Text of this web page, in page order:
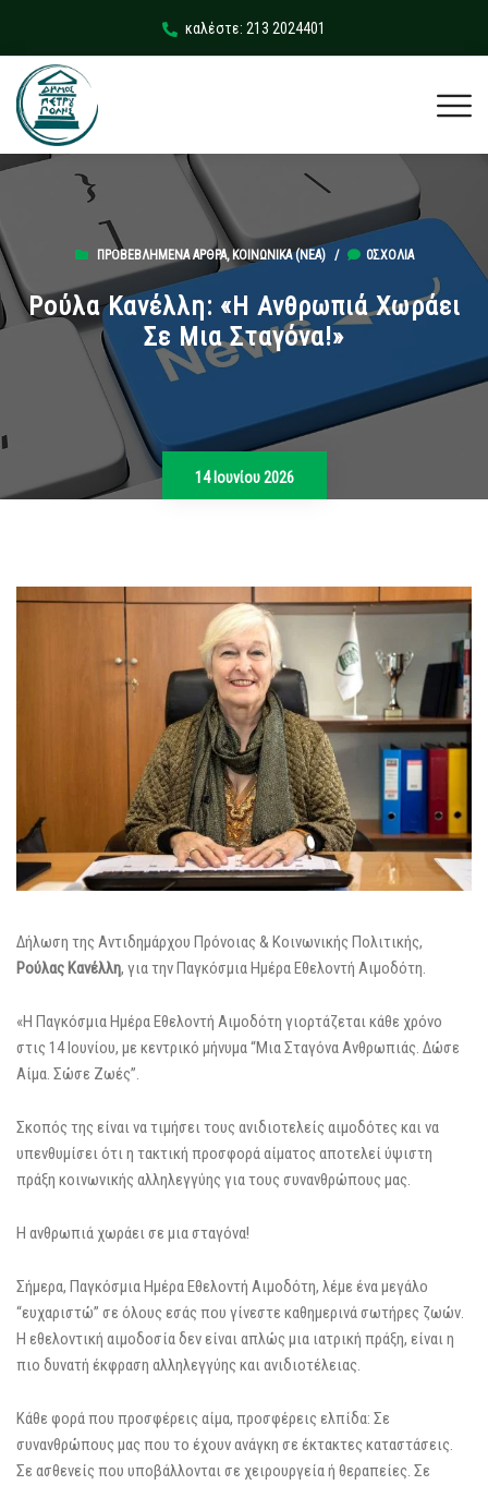
καλέστε: 213 2024401
ΠΡΟΒΕΒΛΗΜΈΝΑ ΆΡΘΡΑ, ΚΟΙΝΩΝΙΚΆ (ΝΕΑ)/ 0ΣΧΌΛΙΑ
Ρούλα Κανέλλη: «Η Ανθρωπιά Χωράει
Σε Μια Σταγόνα!»
14 Ιουνίου 2026
Δήλωση της Αντιδημάρχου Πρόνοιας & Κοινωνικής Πολιτικής,
Ρούλας Κανέλλη, για την Παγκόσμια Ημέρα Εθελοντή Αιμοδότη.
«Η Παγκόσμια Ημέρα Εθελοντή Αιμοδότη γιορτάζεται κάθε χρόνο
στις 14 Ιουνίου, με κεντρικό μήνυμα “Μια Σταγόνα Ανθρωπιάς. Δώσε
Αίμα. Σώσε Ζωές”.
Σκοπός της είναι να τιμήσει τους ανιδιοτελείς αιμοδότες και να
υπενθυμίσει ότι η τακτική προσφορά αίματος αποτελεί ύψιστη
πράξη κοινωνικής αλληλεγγύης για τους συνανθρώπους μας.
Η ανθρωπιά χωράει σε μια σταγόνα!
Σήμερα, Παγκόσμια Ημέρα Εθελοντή Αιμοδότη, λέμε ένα μεγάλο
“ευχαριστώ” σε όλους εσάς που γίνεστε καθημερινά σωτήρες ζωών.
Η εθελοντική αιμοδοσία δεν είναι απλώς μια ιατρική πράξη, είναι η
πιο δυνατή έκφραση αλληλεγγύης και ανιδιοτέλειας.
Κάθε φορά που προσφέρεις αίμα, προσφέρεις ελπίδα: Σε
συνανθρώπους μας που το έχουν ανάγκη σε έκτακτες καταστάσεις.
Σε ασθενείς που υποβάλλονται σε χειρουργεία ή θεραπείες. Σε